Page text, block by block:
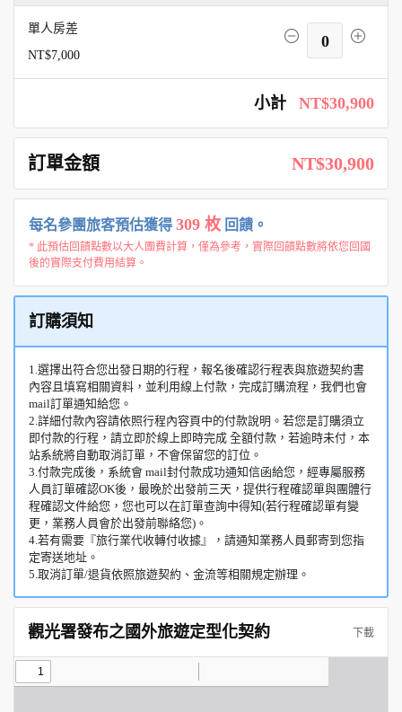
單人房差
NT$7,000
0
小計 NT$30,900
訂單金額 NT$30,900
每名參團旅客預估獲得 309 枚 回饋。
* 此預估回饋點數以大人團費計算，僅為參考，實際回饋點數將依您回國
後的實際支付費用結算。
訂購須知
1.選擇出符合您出發日期的行程，報名後確認行程表與旅遊契約書
內容且填寫相關資料，並利用線上付款，完成訂購流程，我們也會
mail訂單通知給您。
2.詳細付款內容請依照行程內容頁中的付款說明。若您是訂購須立
即付款的行程，請立即於線上即時完成 全額付款，若逾時未付，本
站系統將自動取消訂單，不會保留您的訂位。
3.付款完成後，系統會 mail封付款成功通知信函給您，經專屬服務
人員訂單確認OK後，最晚於出發前三天，提供行程確認單與團體行
程確認文件給您，您也可以在訂單查詢中得知(若行程確認單有變
更，業務人員會於出發前聯絡您)。
4.若有需要『旅行業代收轉付收據』，請通知業務人員郵寄到您指
定寄送地址。
5.取消訂單/退貨依照旅遊契約、金流等相關規定辦理。
觀光署發布之國外旅遊定型化契約 下載